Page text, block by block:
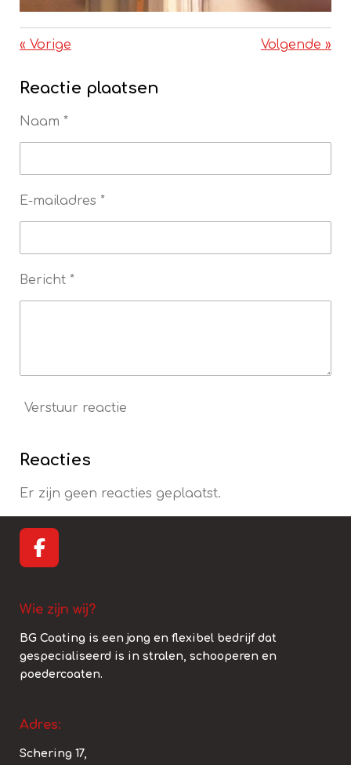
« Vorige Volgende »
Reactie plaatsen
Naam *
E-mailadres *
Bericht *
Verstuur reactie
Reacties
Er zijn geen reacties geplaatst.
F
e
b
o
o
Wie zijn wij?
BG Coating is een jong en flexibel bedrijf dat
gespecialiseerd is in stralen, schooperen en
poedercoaten.
Adres:
Schering 17,